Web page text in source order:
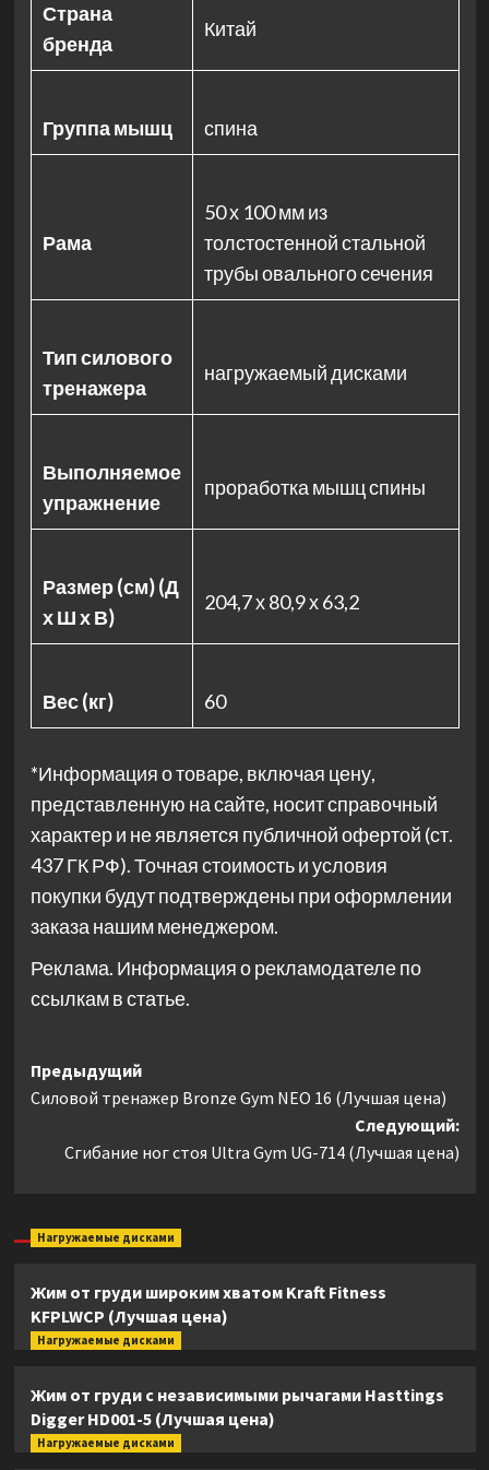
Страна
бренда
Китай
Группа мышц спина
Рама
50 х 100 мм из
толстостенной стальной
трубы овального сечения
Тип силового
тренажера
нагружаемый дисками
Выполняемое
упражнение
проработка мышц спины
Размер (см) (Д
х Ш х В)
204,7 х 80,9 х 63,2
Вес (кг) 60
*Информация о товаре, включая цену,
представленную на сайте, носит справочный
характер и не является публичной офертой (ст.
437 ГК РФ). Точная стоимость и условия
покупки будут подтверждены при оформлении
заказа нашим менеджером.
Реклама. Информация о рекламодателе по
ссылкам в статье.
Навигация
записи
Предыдущий
Силовой тренажер Bronze Gym NEO 16 (Лучшая цена)
Следующий:
Сгибание ног стоя Ultra Gym UG-714 (Лучшая цена)
Нагружаемые дисками
Жим от груди широким хватом Kraft Fitness
KFPLWCP (Лучшая цена)
Нагружаемые дисками
Жим от груди с независимыми рычагами Hasttings
Digger HD001-5 (Лучшая цена)
Нагружаемые дисками